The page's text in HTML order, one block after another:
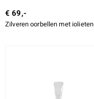
€ 69,-
Zilveren oorbellen met iolieten